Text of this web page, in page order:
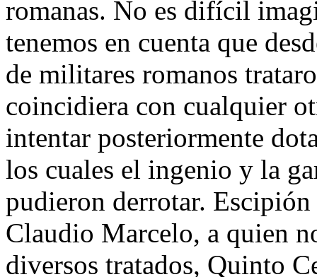
romanas. No es difícil
tenemos en cuenta que
de militares romanos
coincidiera con cualquier
intentar posteriormente
los cuales el ingenio y la
pudieron derrotar.
Claudio Marcelo, a quien
diversos tratados, Quinto